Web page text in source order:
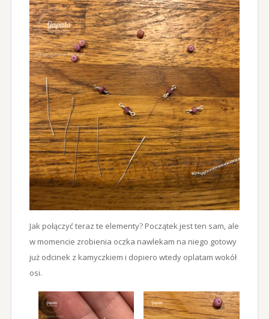
Jak połączyć teraz te elementy? Początek jest ten sam, ale
w momencie zrobienia oczka nawlekam na niego gotowy
już odcinek z kamyczkiem i dopiero wtedy oplatam wokół
osi.